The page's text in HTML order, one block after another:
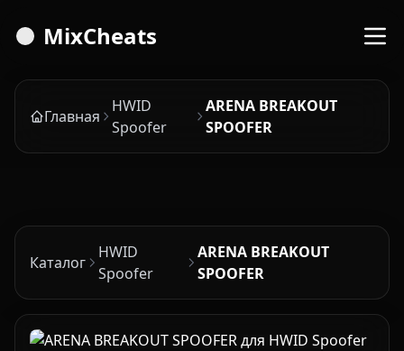
MixCheats
Главная
HWID
Spoofer
ARENA BREAKOUT
SPOOFER
Каталог
HWID
Spoofer
ARENA BREAKOUT
SPOOFER